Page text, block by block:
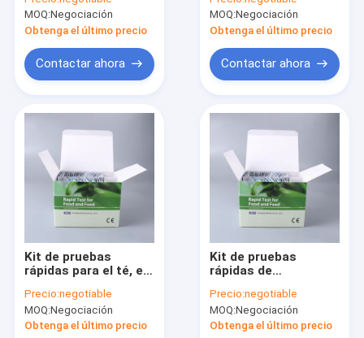
frutas y hortalizas
MOQ:Negociación
Obtenga el último precio
Contactar ahora
frutas, verduras,
arroz y miel.
MOQ:Negociación
Obtenga el último precio
Contactar ahora
Kit de pruebas
rápidas para el té, el
granos.
Precio:negotiable
MOQ:Negociación
Obtenga el último precio
Kit de pruebas
rápidas de
tabaco, maíz, soja y
cultivos.
Precio:negotiable
MOQ:Negociación
Obtenga el último precio